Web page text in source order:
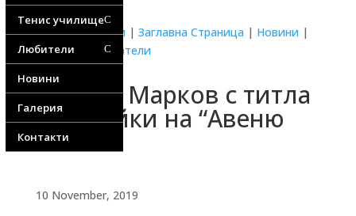
Тенис училищеC
Любители C
Новини
Галерия
Контакти
Водещи новини | Заглавна Страница | Новини |
Новини състезатели
Виктор Марков с титла
на двойки на “Авеню
къп”
10 November, 2019